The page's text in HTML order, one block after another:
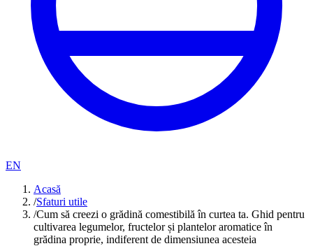
EN
Acasă
/Sfaturi utile
/Cum să creezi o grădină comestibilă în curtea ta. Ghid pentru
cultivarea legumelor, fructelor și plantelor aromatice în
grădina proprie, indiferent de dimensiunea acesteia